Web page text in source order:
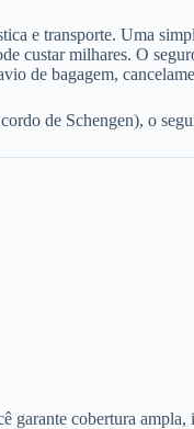
e transporte. Uma
custar milhares. O
de bagagem,
de Schengen), o
garante cobertura ampla,